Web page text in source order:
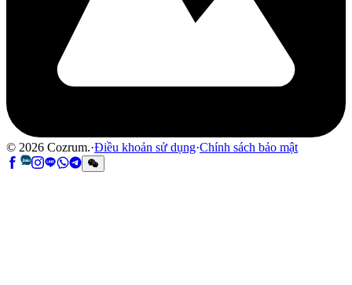
© 2026 Cozrum.·Điều khoản sử dụng·Chính sách bảo mật